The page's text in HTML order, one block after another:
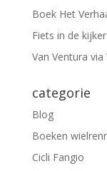
Boek Het
Fiets in de
Van Ventura
categorie
Blog
Boeken
Cicli Fangio